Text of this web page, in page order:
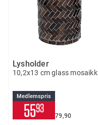
Lysholder
10,2x13 cm glass mosaikk
Medlemspris
5593
79 90